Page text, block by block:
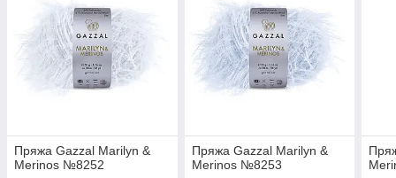
Пряжа Gazzal Marilyn &
Merinos №8252
Пряжа Gazzal Marilyn &
Merinos №8253